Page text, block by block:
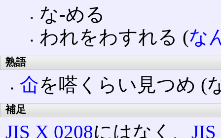
な‐める
われをわすれる (な
熟語
仚を嗒くらい見つめ (
補足
JIS X 0208にはなく、